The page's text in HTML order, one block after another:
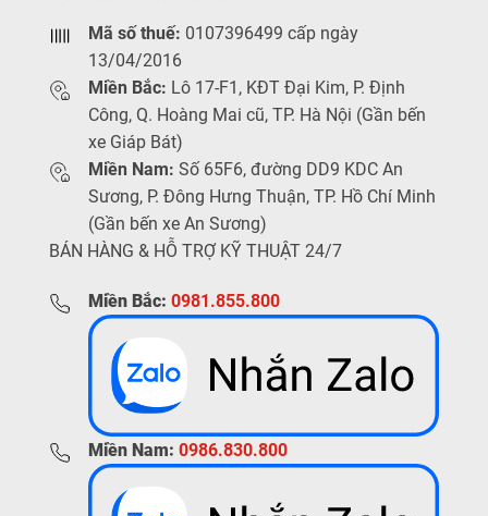
Mã số thuế: 0107396499 cấp ngày
13/04/2016
Miền Bắc: Lô 17-F1, KĐT Đại Kim, P. Định
Công, Q. Hoàng Mai cũ, TP. Hà Nội (Gần bến
xe Giáp Bát)
Miền Nam: Số 65F6, đường DD9 KDC An
Sương, P. Đông Hưng Thuận, TP. Hồ Chí Minh
(Gần bến xe An Sương)
BÁN HÀNG & HỖ TRỢ KỸ THUẬT 24/7
Miền Bắc: 0981.855.800
Miền Nam: 0986.830.800